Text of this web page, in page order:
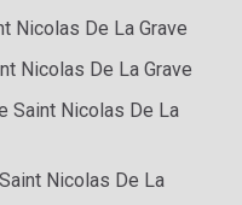
Nicolas De La Grave
Nicolas De La Grave
Saint Nicolas De La
Nicolas De La